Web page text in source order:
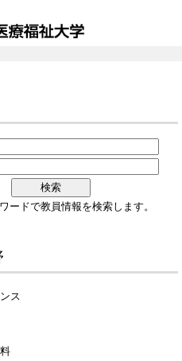
ードで教員情報を検索します。
ス